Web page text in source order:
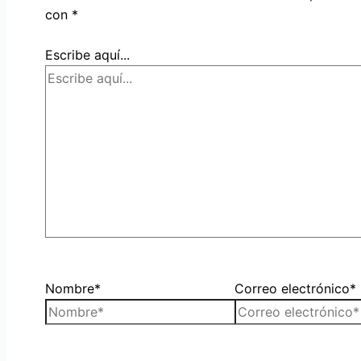
con *
Escribe aquí...
Nombre* Correo electrónico*